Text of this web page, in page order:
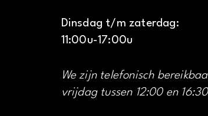
Dinsdag t/m zaterdag:
11:00u-17:00u
We zijn telefonisch
vrijdag tussen 12:00 en